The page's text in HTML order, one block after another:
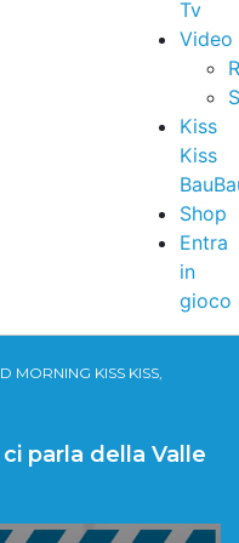
Tv
Video
Kiss
Kiss
Shop
Entra
in
gioco
MORNING KISS KISS,
parla della Valle